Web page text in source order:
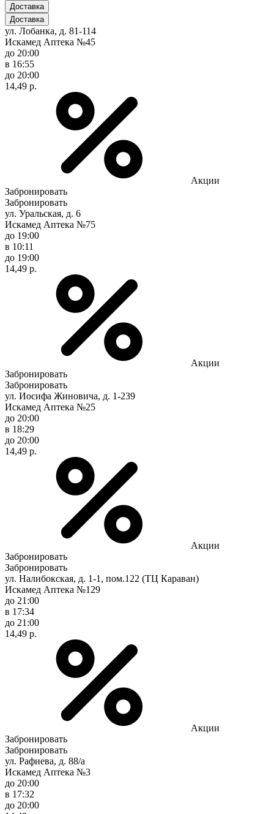
Доставка
Доставка
ул. Лобанка, д. 81-114
Искамед Аптека №45
до 20:00
в 16:55
до 20:00
14,49 р.
Акции
Забронировать
Забронировать
ул. Уральская, д. 6
Искамед Аптека №75
до 19:00
в 10:11
до 19:00
14,49 р.
Акции
Забронировать
Забронировать
ул. Иосифа Жиновича, д. 1-239
Искамед Аптека №25
до 20:00
в 18:29
до 20:00
14,49 р.
Акции
Забронировать
Забронировать
ул. Налибокская, д. 1-1, пом.122 (ТЦ Караван)
Искамед Аптека №129
до 21:00
в 17:34
до 21:00
14,49 р.
Акции
Забронировать
Забронировать
ул. Рафиева, д. 88/а
Искамед Аптека №3
до 20:00
в 17:32
до 20:00